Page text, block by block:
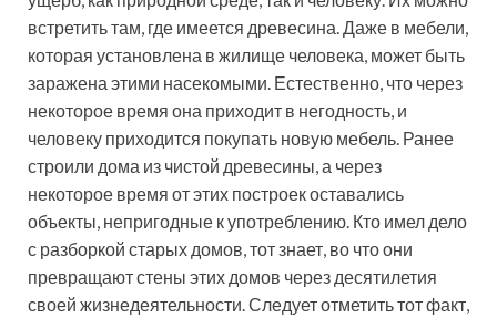
встретить там, где имеется древесина. Даже в мебели,
которая установлена в жилище человека, может быть
заражена этими насекомыми. Естественно, что через
некоторое время она приходит в негодность, и
человеку приходится покупать новую мебель. Ранее
строили дома из чистой древесины, а через
некоторое время от этих построек оставались
объекты, непригодные к употреблению. Кто имел дело
с разборкой старых домов, тот знает, во что они
превращают стены этих домов через десятилетия
своей жизнедеятельности. Следует отметить тот факт,